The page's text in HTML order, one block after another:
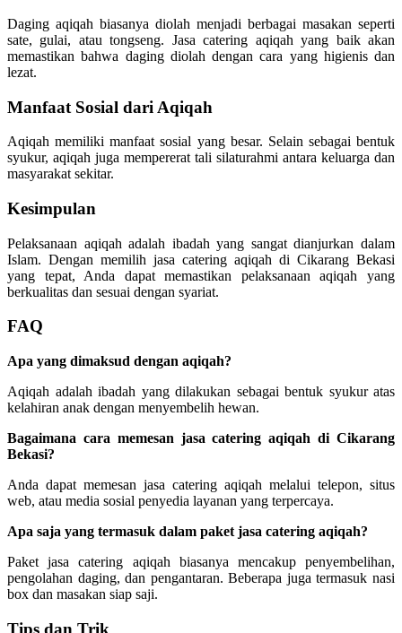
Daging aqiqah biasanya diolah menjadi berbagai masakan seperti
sate, gulai, atau tongseng. Jasa catering aqiqah yang baik akan
memastikan bahwa daging diolah dengan cara yang higienis dan
lezat.
Manfaat Sosial dari Aqiqah
Aqiqah memiliki manfaat sosial yang besar. Selain sebagai bentuk
syukur, aqiqah juga mempererat tali silaturahmi antara keluarga dan
masyarakat sekitar.
Kesimpulan
Pelaksanaan aqiqah adalah ibadah yang sangat dianjurkan dalam
Islam. Dengan memilih jasa catering aqiqah di Cikarang Bekasi
yang tepat, Anda dapat memastikan pelaksanaan aqiqah yang
berkualitas dan sesuai dengan syariat.
FAQ
Apa yang dimaksud dengan aqiqah?
Aqiqah adalah ibadah yang dilakukan sebagai bentuk syukur atas
kelahiran anak dengan menyembelih hewan.
Bagaimana cara memesan jasa catering aqiqah di Cikarang
Bekasi?
Anda dapat memesan jasa catering aqiqah melalui telepon, situs
web, atau media sosial penyedia layanan yang terpercaya.
Apa saja yang termasuk dalam paket jasa catering aqiqah?
Paket jasa catering aqiqah biasanya mencakup penyembelihan,
pengolahan daging, dan pengantaran. Beberapa juga termasuk nasi
box dan masakan siap saji.
Tips dan Trik